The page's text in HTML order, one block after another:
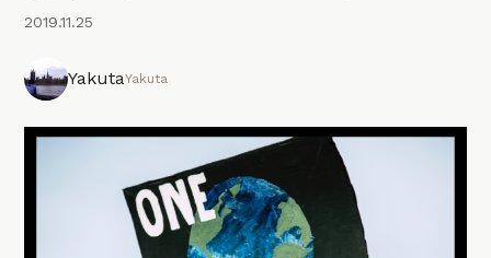
2019.11.25
YakutaYakuta